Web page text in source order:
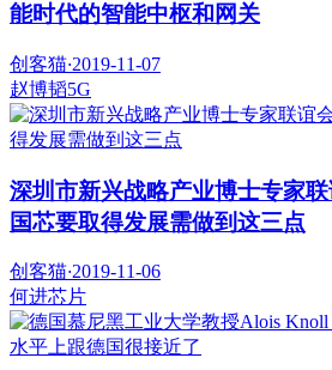
能时代的智能中枢和网关
创客猫·2019-11-07
赵博韬5G
深圳市新兴战略产业博士专家
国芯要取得发展需做到这三点
创客猫·2019-11-06
何进芯片